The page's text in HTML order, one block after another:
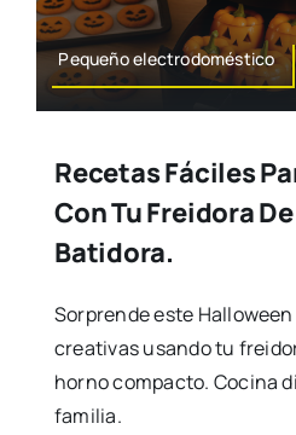
Pequeño electrodoméstico
Recetas Fáciles
Con Tu Freidora
Batidora.
Sorprende este
creativas usando tu
horno compacto. Cocina
familia.